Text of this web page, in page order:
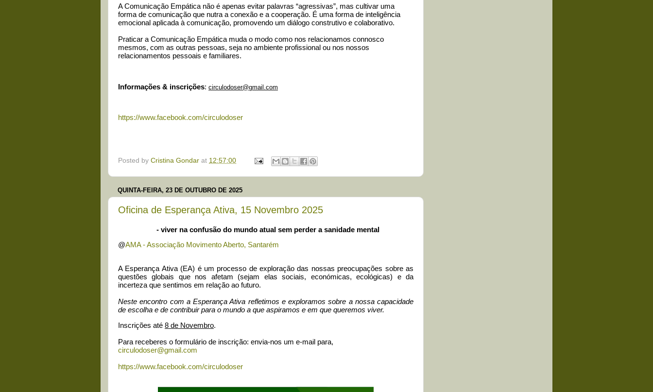
A Comunicação Empática não é apenas evitar palavras “agressivas”, mas cultivar uma
forma de comunicação que nutra a conexão e a cooperação. É uma forma de inteligência
emocional aplicada à comunicação, promovendo um diálogo construtivo e colaborativo.
Praticar a Comunicação Empática muda o modo como nos relacionamos connosco
mesmos, com as outras pessoas, seja no ambiente profissional ou nos nossos
relacionamentos pessoais e familiares.
Informações & inscrições: circulodoser@gmail.com
https://www.facebook.com/circulodoser
Posted by Cristina Gondar at 12:57:00
QUINTA-FEIRA, 23 DE OUTUBRO DE 2025
Oficina de Esperança Ativa, 15 Novembro 2025
- viver na confusão do mundo atual sem perder a sanidade mental
@AMA - Associação Movimento Aberto, Santarém
A Esperança Ativa (EA) é um processo de exploração das nossas preocupações sobre as
questões globais que nos afetam (sejam elas sociais, económicas, ecológicas) e da
incerteza que sentimos em relação ao futuro.
Neste encontro com a Esperança Ativa refletimos e exploramos sobre a nossa capacidade
de escolha e de contribuir para o mundo a que aspiramos e em que queremos viver.
Inscrições até 8 de Novembro.
Para receberes o formulário de inscrição: envia-nos um e-mail para,
circulodoser@gmail.com
https://www.facebook.com/circulodoser